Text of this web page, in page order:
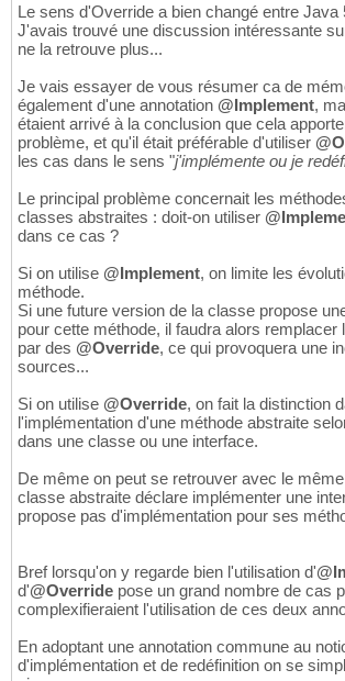
Le sens d'Override a bien changé entre Java
J'avais trouvé une discussion intéressante
ne la retrouve plus...
Je vais essayer de vous résumer ca de
également d'une annotation @Implement,
étaient arrivé à la conclusion que cela
problème, et qu'il était préférable d'utiliser
les cas dans le sens "j'implémente ou je
Le principal problème concernait les
classes abstraites : doit-on utiliser
dans ce cas ?
Si on utilise @Implement, on limite les
méthode.
Si une future version de la classe propose
pour cette méthode, il faudra alors remplacer
par des @Override, ce qui provoquera une
sources...
Si on utilise @Override, on fait la distinction
l'implémentation d'une méthode abstraite
dans une classe ou une interface.
De même on peut se retrouver avec le
classe abstraite déclare implémenter une
propose pas d'implémentation pour ses
Bref lorsqu'on y regarde bien l'utilisation d'
d'@Override pose un grand nombre de cas
complexifieraient l'utilisation de ces deux
En adoptant une annotation commune au
d'implémentation et de redéfinition on se